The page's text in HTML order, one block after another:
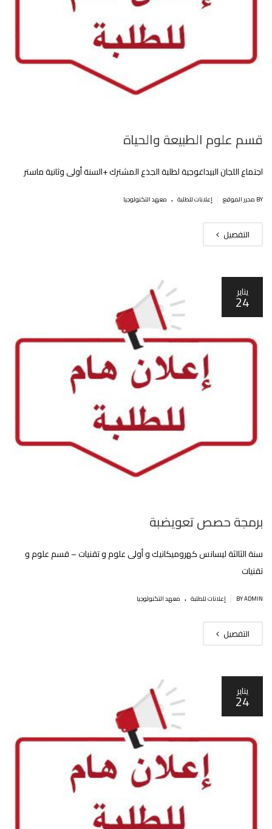
قسم علوم الطبيعة والحياة
اجتماع اللجان البيداغوجية لطلبة الجذع المشترك +السنة أولى وثانية ماستر
BY محرر الموقع إعلانات للطلبة . معهد التكنولوجيا
التفصيل
يناير
24
برمجة حصص تعويضبة
سنة الثالثة ليسانس كهروميكانيك و أولى علوم و تقنيات – قسم علوم و
تقنيات
BY ADMIN إعلانات للطلبة . معهد التكنولوجيا
التفصيل
يناير
24